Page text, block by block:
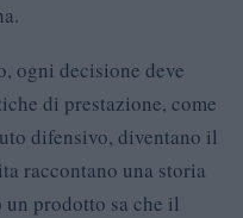
ogni decisione deve
di prestazione, come
difensivo, diventano il
raccontano una storia
prodotto sa che il